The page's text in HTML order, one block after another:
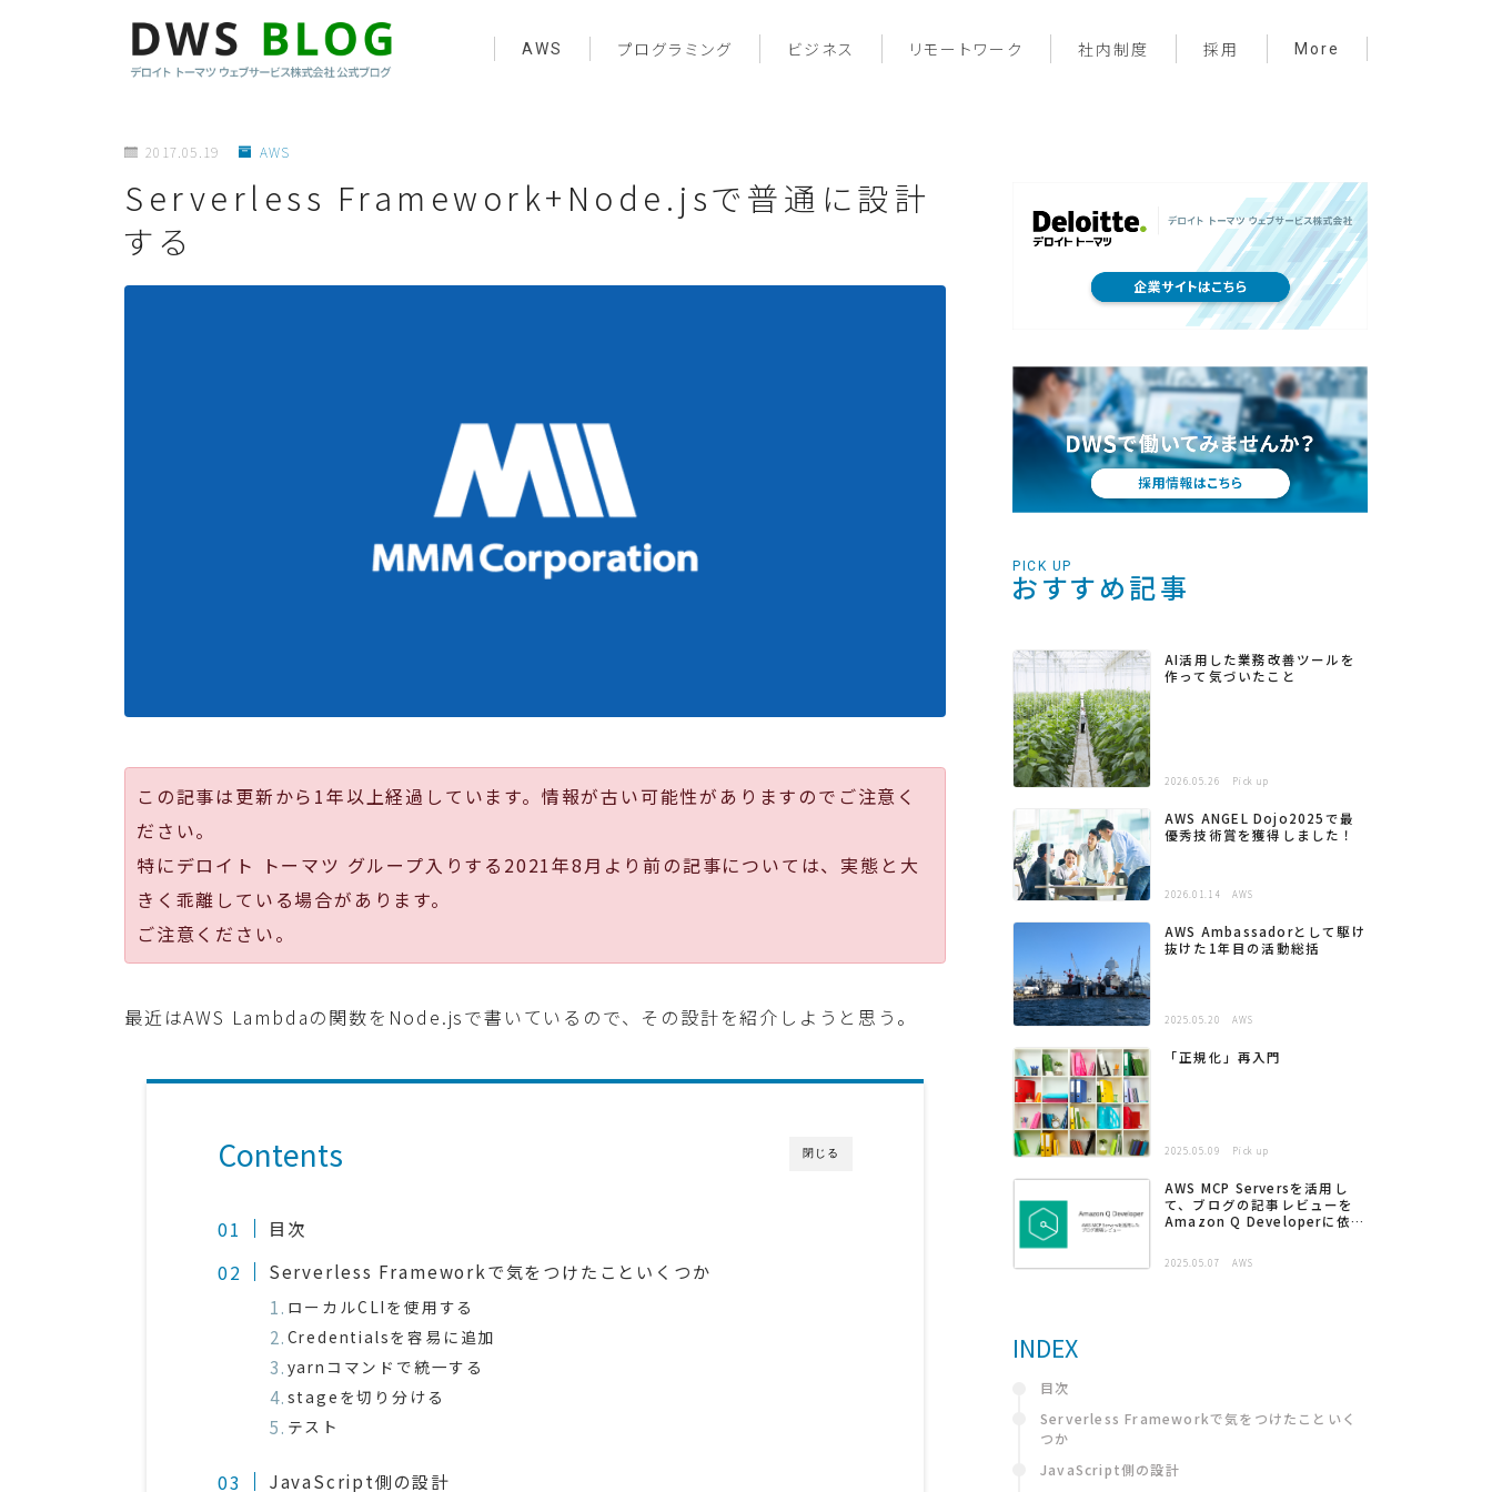
AWS プログラミング ビジネス リモートワーク 社内制度 採用 More
サーバーレス
プライベート
メンバー紹介
2017.05.19 AWS
Serverless Framework+Node.jsで普通に設計
する
この記事は更新から1年以上経過しています。情報が古い可能性がありますのでご注意く
ださい。
特にデロイト トーマツ グループ入りする2021年8月より前の記事については、実態と大
きく乖離している場合があります。
ご注意ください。
最近はAWS Lambdaの関数をNode.jsで書いているので、その設計を紹介しようと思う。
閉じる
Contents
目次
Serverless Frameworkで気をつけたこといくつか
ローカルCLIを使用する
Credentialsを容易に追加
yarnコマンドで統一する
stageを切り分ける
テスト
JavaScript側の設計
PICK UP
おすすめ記事
AI活用した業務改善ツールを
作って気づいたこと
2026.05.26 Pick up
AWS ANGEL Dojo2025で最
優秀技術賞を獲得しました！
2026.01.14 AWS
AWS Ambassadorとして駆け
抜けた1年目の活動総括
2025.05.20 AWS
「正規化」再入門
2025.05.09 Pick up
AWS MCP Serversを活用し
て、ブログの記事レビューを
Amazon Q Developerに依頼
2025.05.07 AWS
INDEX
目次
Serverless Frameworkで気をつけたこといく
つか
JavaScript側の設計